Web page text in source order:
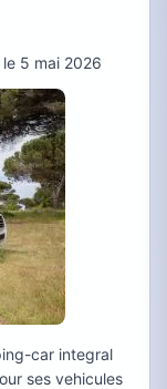
le 5 mai 2026
car integral
ses vehicules